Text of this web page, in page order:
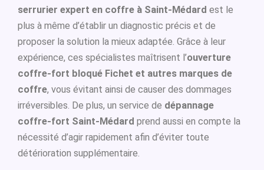
serrurier expert en coffre à Saint-Médard est le
plus à même d’établir un diagnostic précis et de
proposer la solution la mieux adaptée. Grâce à leur
expérience, ces spécialistes maîtrisent l’ouverture
coffre-fort bloqué Fichet et autres marques de
coffre, vous évitant ainsi de causer des dommages
irréversibles. De plus, un service de dépannage
coffre-fort Saint-Médard prend aussi en compte la
nécessité d’agir rapidement afin d’éviter toute
détérioration supplémentaire.